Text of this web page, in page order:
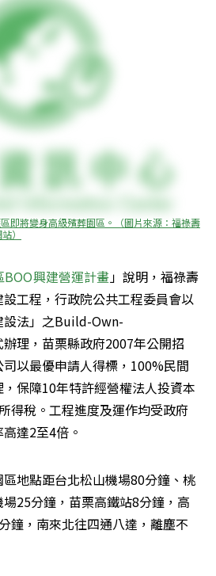
即將變身高級殯葬園區。（圖片來源：福祿壽
）
興建營運計畫」說明，福祿壽
工程，行政院公共工程委員會以
設法」之Build-Own-
理，苗栗縣政府2007年公開招
以最優申請人得標，100%民間
保障10年特許經營權法人投資本
得稅。工程進度及運作均受政府
達2至4倍。
地點距台北松山機場80分鐘、桃
25分鐘，苗栗高鐵站8分鐘，高
鐘，南來北往四通八達，離塵不